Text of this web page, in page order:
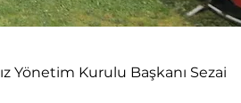
Yönetim Kurulu Başkanı Sezai